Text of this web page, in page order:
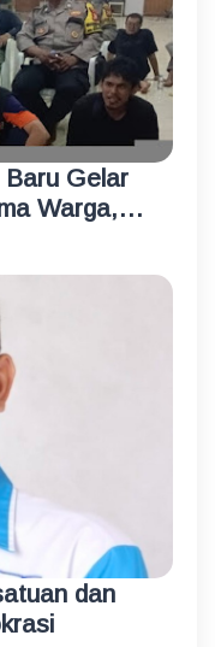
Gelar
Warga,
dan